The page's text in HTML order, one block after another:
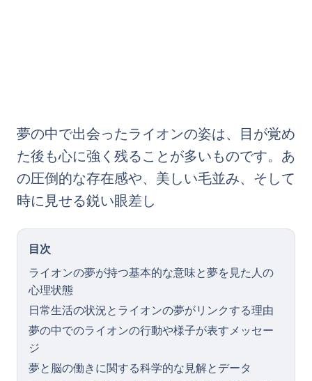
夢の中で出会ったライオンの姿は、目が覚め
た後も心に強く残ることが多いものです。あ
の圧倒的な存在感や、美しい毛並み、そして
時に見せる鋭い眼差し
目次
ライオンの夢が持つ基本的な意味と夢を見た人の
心理状態
日常生活の状況とライオンの夢がリンクする理由
夢の中でのライオンの行動や様子が表すメッセー
ジ
夢と脳の働きに関する科学的な見解とデータ